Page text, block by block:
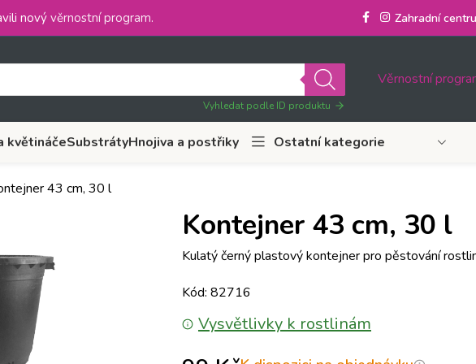
nový věrnostní program. Zahradní
Vyhledat podle ID produktu
Věrnostní
květináčeSubstrátyHnojiva a postřiky Ostatní kategorie
43 cm, 30 l
Kontejner 43 cm, 30 l
Kulatý černý plastový kontejner pro pěstování
Kód: 82716
Vysvětlivky k rostlinám